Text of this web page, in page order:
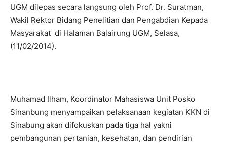
UGM dilepas secara langsung oleh Prof. Dr. Suratman,
Wakil Rektor Bidang Penelitian dan Pengabdian Kepada
Masyarakat di Halaman Balairung UGM, Selasa,
(11/02/2014).
Muhamad Ilham, Koordinator Mahasiswa Unit Posko
Sinanbung menyampaikan pelaksanaan kegiatan KKN di
Sinabung akan difokuskan pada tiga hal yakni
pembangunan pertanian, kesehatan, dan pendirian